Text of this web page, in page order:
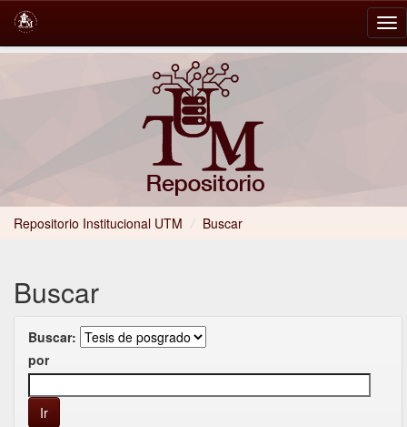
Repositorio Institucional UTM / Buscar
Buscar
Buscar:
por